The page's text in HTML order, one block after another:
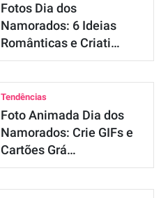
Fotos Dia dos
Namorados: 6 Ideias
Românticas e Criati…
Tendências
Foto Animada Dia dos
Namorados: Crie GIFs e
Cartões Grá…